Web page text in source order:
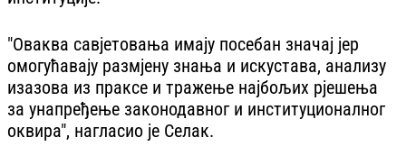
"Оваква савјетовања имају посебан значај јер
омогућавају размјену знања и искустава, анализу
изазова из праксе и тражење најбољих рјешења
за унапређење законодавног и институционалног
оквира", нагласио је Селак.